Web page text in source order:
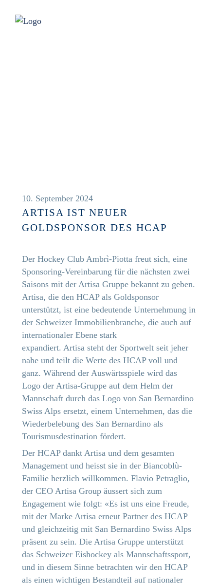
10. September 2024
ARTISA IST NEUER
GOLDSPONSOR DES HCAP
Der Hockey Club Ambrì-Piotta freut sich, eine
Sponsoring-Vereinbarung für die nächsten zwei
Saisons mit der Artisa Gruppe bekannt zu geben.
Artisa, die den HCAP als Goldsponsor
unterstützt, ist eine bedeutende Unternehmung in
der Schweizer Immobilienbranche, die auch auf
internationaler Ebene stark
expandiert. Artisa steht der Sportwelt seit jeher
nahe und teilt die Werte des HCAP voll und
ganz. Während der Auswärtsspiele wird das
Logo der Artisa-Gruppe auf dem Helm der
Mannschaft durch das Logo von San Bernardino
Swiss Alps ersetzt, einem Unternehmen, das die
Wiederbelebung des San Bernardino als
Tourismusdestination fördert.
Der HCAP dankt Artisa und dem gesamten
Management und heisst sie in der Biancoblù-
Familie herzlich willkommen. Flavio Petraglio,
der CEO Artisa Group äussert sich zum
Engagement wie folgt: «Es ist uns eine Freude,
mit der Marke Artisa erneut Partner des HCAP
und gleichzeitig mit San Bernardino Swiss Alps
präsent zu sein. Die Artisa Gruppe unterstützt
das Schweizer Eishockey als Mannschaftssport,
und in diesem Sinne betrachten wir den HCAP
als einen wichtigen Bestandteil auf nationaler